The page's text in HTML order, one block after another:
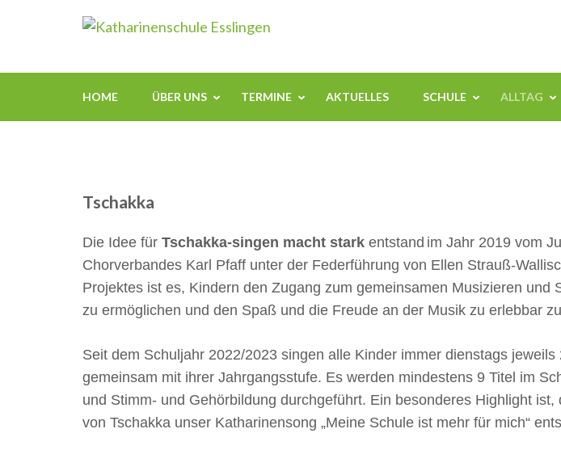
(Enter
HOME ÜBER UNS TERMINE AKTUELLES SCHULE ALLTAG
Tschakka
Die Idee für Tschakka-singen macht stark entstand im Jahr 2019 vom
Chorverbandes Karl Pfaff unter der Federführung von Ellen Strauß-
Projektes ist es, Kindern den Zugang zum gemeinsamen Musizieren und
zu ermöglichen und den Spaß und die Freude an der Musik zu erlebbar
Seit dem Schuljahr 2022/2023 singen alle Kinder immer dienstags jeweils
gemeinsam mit ihrer Jahrgangsstufe. Es werden mindestens 9 Titel im
und Stimm- und Gehörbildung durchgeführt. Ein besonderes Highlight ist,
von Tschakka unser Katharinensong „Meine Schule ist mehr für mich“